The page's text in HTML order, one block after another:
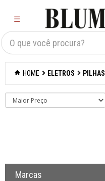
☰
Criar Lista×
Organização
Eletros
HOME ELETROS PILHAS
Marcas